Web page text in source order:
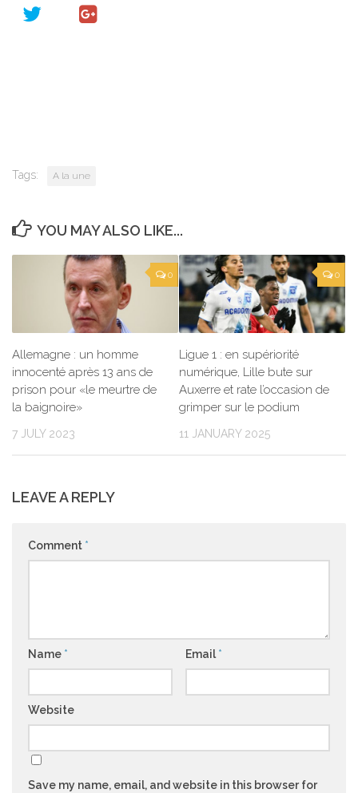
Tags: A la une
YOU MAY ALSO LIKE...
0
Allemagne : un homme
innocenté après 13 ans de
prison pour «le meurtre de
la baignoire»
7 JULY 2023
0
Ligue 1 : en supériorité
numérique, Lille bute sur
Auxerre et rate l’occasion de
grimper sur le podium
11 JANUARY 2025
LEAVE A REPLY
Comment *
Name * Email *
Website
Save my name, email, and website in this browser for